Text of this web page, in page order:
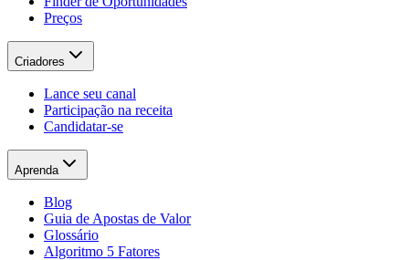
Preços
Criadores
Lance seu canal
Participação na receita
Candidatar-se
Aprenda
Blog
Guia de Apostas de Valor
Glossário
Algoritmo 5 Fatores